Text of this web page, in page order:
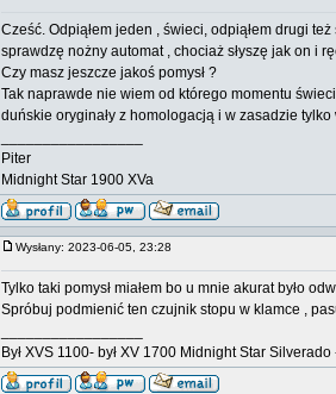
Cześć. Odpiąłem jeden , świeci, odpiąłem drugi
sprawdzę nożny automat , chociaż słyszę jak on i
Czy masz jeszcze jakoś pomysł ?
Tak naprawde nie wiem od którego momentu
duńskie oryginały z homologacją i w zasadzie
Piter
Midnight Star 1900 XVa
Wysłany: 2023-06-05, 23:28
Tylko taki pomysł miałem bo u mnie akurat było
Spróbuj podmienić ten czujnik stopu w klamce ,
Był XVS 1100- był XV 1700 Midnight Star